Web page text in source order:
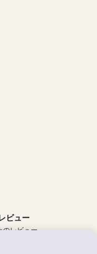
ビュー
のレビュー